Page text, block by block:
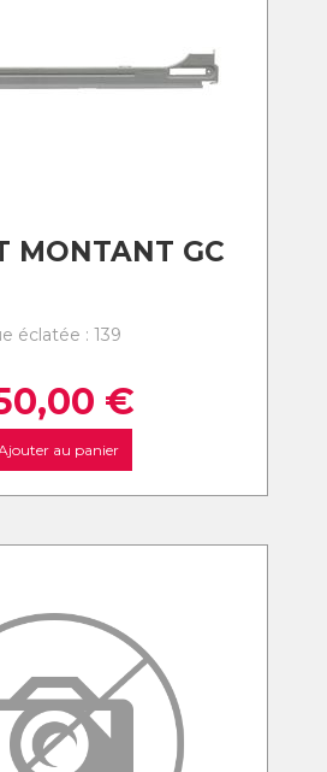
MONTANT GC
éclatée : 139
€
au panier